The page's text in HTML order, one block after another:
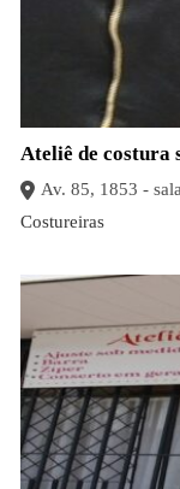
Ateliê de costura
Av. 85, 1853 -
Costureiras